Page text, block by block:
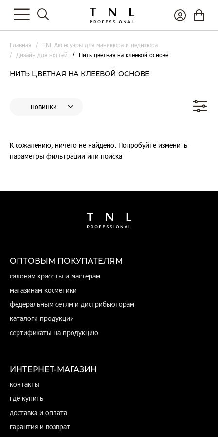
Главная
TNL Аксесуары для маникюра и педикюра
Дизайн для ногтей
Нить цветная на клеевой основе
НИТЬ ЦВЕТНАЯ НА КЛЕЕВОЙ ОСНОВЕ
К сожалению, ничего не найдено. Попробуйте изменить
параметры фильтрации или поиска
ОПТОВЫМ ПОКУПАТЕЛЯМ
салонам красоты и мастерам
магазинам косметики
федеральным сетям и дистрибьюторам
каталоги продукции
сертификаты на продукцию
ИНТЕРНЕТ-МАГАЗИН
контакты
где купить
доставка и оплата
гарантия и возврат